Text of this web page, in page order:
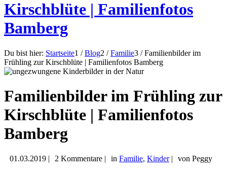
Kirschblüte | Familienfotos
Bamberg
Du bist hier: Startseite1 / Blog2 / Familie3 / Familienbilder im
Frühling zur Kirschblüte | Familienfotos Bamberg
Familienbilder im Frühling zur
Kirschblüte | Familienfotos
Bamberg
01.03.2019 | 2 Kommentare | in Familie, Kinder| von Peggy